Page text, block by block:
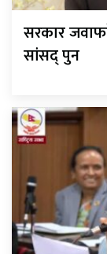
सरकार
सांसद् पुन